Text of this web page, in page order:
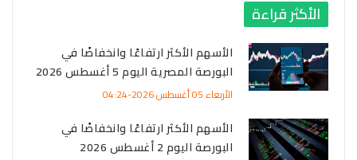
الأكثر قراءة
الأسهم الأكثر ارتفاعًا وانخفاضًا في
البورصة المصرية اليوم 5 أغسطس 2026
الأربعاء 05 أغسطس 2026-04:24
الأسهم الأكثر ارتفاعًا وانخفاضًا في
البورصة اليوم 2 أغسطس 2026